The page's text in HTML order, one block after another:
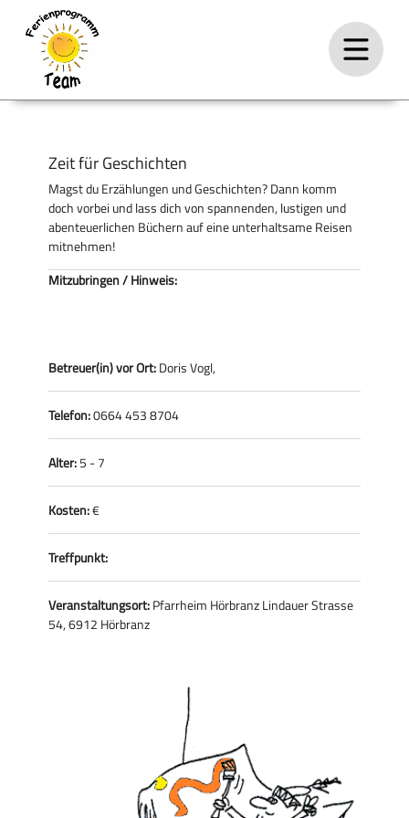
Zeit für Geschichten
Magst du Erzählungen und Geschichten? Dann komm
doch vorbei und lass dich von spannenden, lustigen und
abenteuerlichen Büchern auf eine unterhaltsame Reisen
mitnehmen!
Mitzubringen / Hinweis:
Betreuer(in) vor Ort:Doris Vogl,
Telefon:0664 453 8704
Alter:5 - 7
Kosten:€
Treffpunkt:
Veranstaltungsort:Pfarrheim Hörbranz Lindauer Strasse
54, 6912 Hörbranz